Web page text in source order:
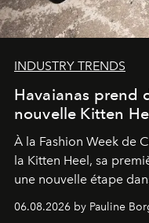
INDUSTRY TRENDS
Havaianas prend
nouvelle Kitten
À la Fashion Week de
la Kitten Heel, sa
une nouvelle étape
06.08.2026 by Pauline